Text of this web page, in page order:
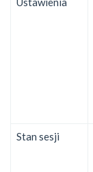
Stan sesji